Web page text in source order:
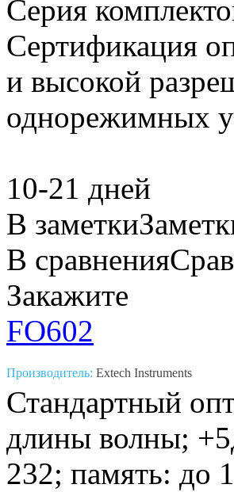
Серия
Сертификация
и высокой
однорежимных
10-21 дней
В заметки
В сравнения
Закажите
FO602
Производитель: Extech Instruments
Стандартный
длины волны;
232; память: до